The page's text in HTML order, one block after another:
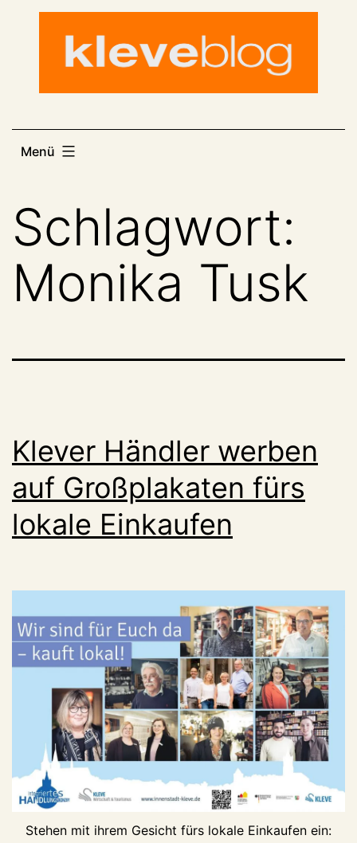
Menü
Schlagwort:
Monika Tusk
Klever Händler werben
auf Großplakaten fürs
lokale Einkaufen
Stehen mit ihrem Gesicht fürs lokale Einkaufen ein: